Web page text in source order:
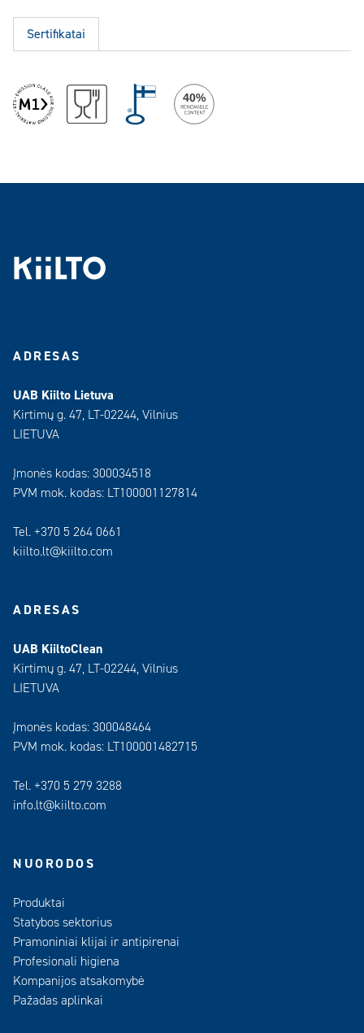
Sertifikatai
ADRESAS
UAB Kiilto Lietuva
Kirtimų g. 47, LT-02244, Vilnius
LIETUVA
Įmonės kodas: 300034518
PVM mok. kodas: LT100001127814
Tel. +370 5 264 0661
kiilto.lt@kiilto.com
ADRESAS
UAB KiiltoClean
Kirtimų g. 47, LT-02244, Vilnius
LIETUVA
Įmonės kodas: 300048464
PVM mok. kodas: LT100001482715
Tel. +370 5 279 3288
info.lt@kiilto.com
NUORODOS
Produktai
Statybos sektorius
Pramoniniai klijai ir antipirenai
Profesionali higiena
Kompanijos atsakomybė
Pažadas aplinkai